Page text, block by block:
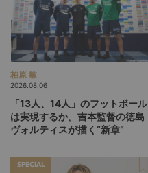
柏原 敏
2026.08.06
「13人、14人」のフットボール
は実現するか。吉本監督の徳島
ヴォルティスが描く“新章”
SPECIAL